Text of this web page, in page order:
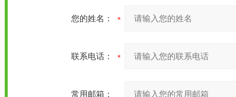
您的姓名：
联系电话：
常用邮箱：